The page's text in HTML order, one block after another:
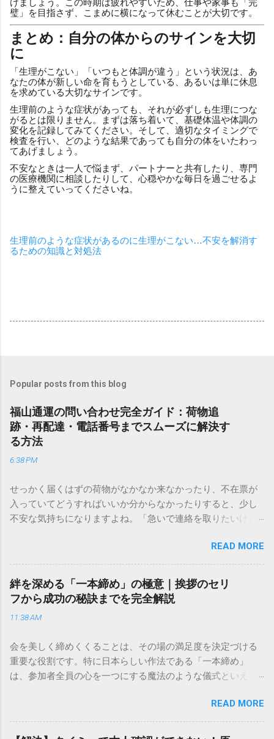
璧」を目指さず、こまめに横になって休むことが大切です。
まとめ：自分の体からのサインを大切
に
「生理がこない」「いつもと体調が違う」という状況は、あ
なたの体が新しい命を育もうとしている、あるいは単に休息
を求めている大切なサインです。
生理前のような症状があっても、それが必ずしも生理につな
がるとは限りません。まずは落ち着いて、基礎体温や体調の
変化を記録してみてください。そして、適切なタイミングで
検査を行い、どのような結果であっても自分の体をいたわっ
てあげましょう。
不安なときは一人で悩まず、パートナーと共有したり、専門
の医療機関に相談したりして、心穏やかな毎日を過ごせるよ
うに整えていってくださいね。
生理前のような症状があるのに生理がこない…不安を解消す
るための知識と対処法
Popular posts from this blog
福山通運の問い合わせ完全ガイド：荷物追
跡・再配達・電話番号までスムーズに解決す
る方法
6:38 PM
せっかく届くはずの荷物がなかなか来なかったり、不在票が
入っていてどうすればいいか分からなかったりすると、少し
不安な気持ちになりますよね。「急いで連絡を取りたいけれ
きできる？」といった疑問を抱える方も多いはずです。 福山
通運は企業間物流のイメージが強いかもしれませんが、個人
向けの宅配サービスも非常に充実しています。大切なのは、
目的に合わせた適切な連絡先を選ぶことです。この記事で
は、荷物の追跡確認から営業所への電話連絡、再配達の依頼
手順まで、初めての方でも迷わずに解決できる方法を詳しく
本全国に広範なネットワークを持つ大手運送会社です。特に
重量物や大型の荷物、そして企業間の輸送において圧倒的な
実績を誇ります。 個人で利用する場合、他の宅配業者と少し
いう特徴があります。地域に密着した各拠点が配送をコント
ロールしているため、現場の状況に合わせた柔軟な相談がし
READ MORE
絆を深める「一本締め」の極意｜挨拶のセリ
フから成功の秘訣までを完全解説
11:38 AM
会を美しく締めくくることは、その場の満足度を決定づける
重要な役割です。特に日本らしい作法である「一本締め」
は、参加者全員の心を一つにする魔法のような儀式といえる
「手拍子のリズムに自信がない」と不安を感じる方も多いは
ずです。この記事では、ビジネスからカジュアルな集まりま
で、どのような場面でも堂々と立ち振る舞えるための「一本
READ MORE